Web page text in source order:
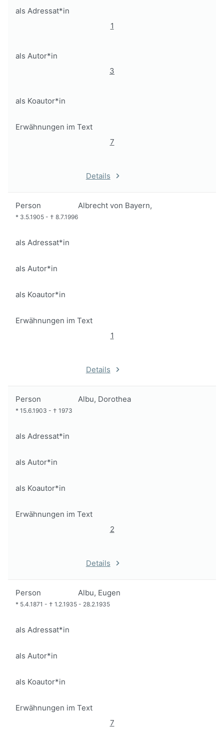
als Adressat*in
1
als Autor*in
3
als Koautor*in
Erwähnungen im Text
7
Details
Person Albrecht von Bayern,
* 3.5.1905 - † 8.7.1996
als Adressat*in
als Autor*in
als Koautor*in
Erwähnungen im Text
1
Details
Person Albu, Dorothea
* 15.6.1903 - † 1973
als Adressat*in
als Autor*in
als Koautor*in
Erwähnungen im Text
2
Details
Person Albu, Eugen
* 5.4.1871 - † 1.2.1935 - 28.2.1935
als Adressat*in
als Autor*in
als Koautor*in
Erwähnungen im Text
7